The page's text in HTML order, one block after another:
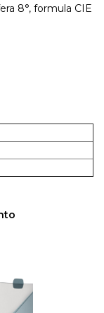
8°, formula CIE